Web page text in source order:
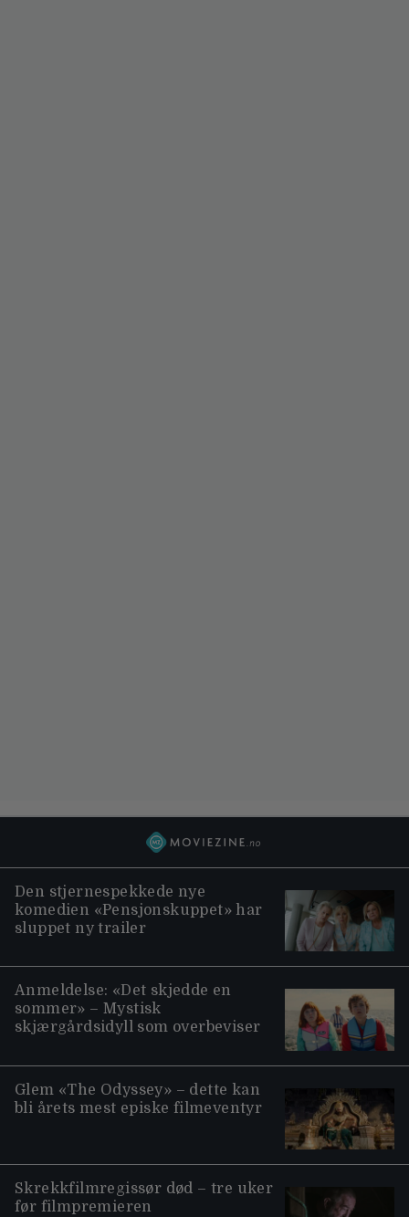
Den stjernespekkede nye
komedien «Pensjonskuppet» har
sluppet ny trailer
Anmeldelse: «Det skjedde en
sommer» – Mystisk
skjærgårdsidyll som overbeviser
Glem «The Odyssey» – dette kan
bli årets mest episke filmeventyr
Skrekkfilmregissør død – tre uker
før filmpremieren